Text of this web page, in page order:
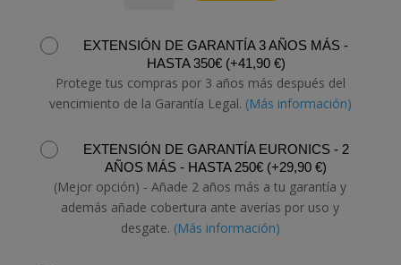
SB107
EXTENSIÓN DE GARANTÍA 3 AÑOS MÁS -
HASTA 350€ (+41,90 €)
Protege tus compras por 3 años más después del
vencimiento de la Garantía Legal. (Más información)
EXTENSIÓN DE GARANTÍA EURONICS - 2
AÑOS MÁS - HASTA 250€ (+29,90€)
(Mejor opción) - Añade 2 años más a tu garantía y
además añade cobertura ante averías por uso y
desgate. (Más información)